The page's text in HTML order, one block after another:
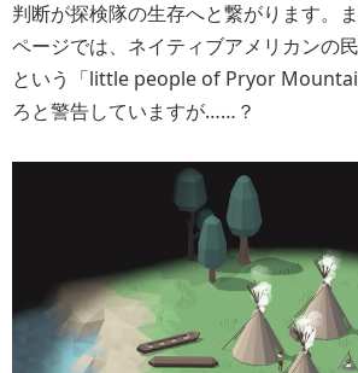
判断が探検隊の生存へと繋がります。
ページでは、ネイティブアメリカンの
という「little people of Pryor
ろと警告していますが……？